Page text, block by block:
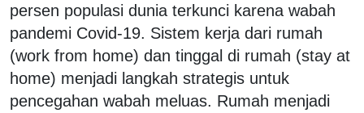
persen populasi dunia terkunci karena wabah
pandemi Covid-19. Sistem kerja dari rumah
(work from home) dan tinggal di rumah (stay at
home) menjadi langkah strategis untuk
pencegahan wabah meluas. Rumah menjadi